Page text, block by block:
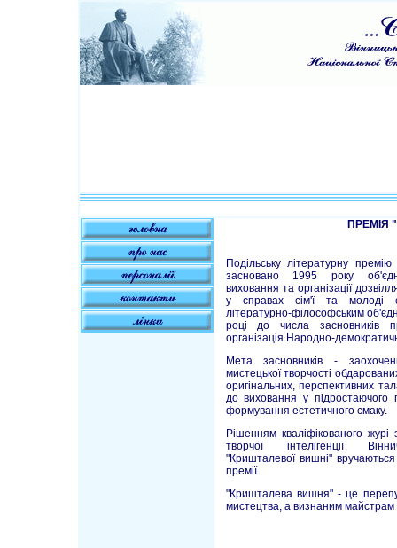
ПРЕМІЯ
Подільську літературну
засновано 1995 року
виховання та організації
у справах сім'ї та молоді
літературно-філософським
році до числа засновників
організація Народно-
Мета засновників -
мистецької творчості
оригінальних, перспективних
до виховання у підростаючого
формування естетичного смаку.
Рішенням кваліфікованого
творчої інтелігенції
"Кришталевої вишні"
премії.
"Кришталева вишня" - це
мистецтва, а визнаним майстрам